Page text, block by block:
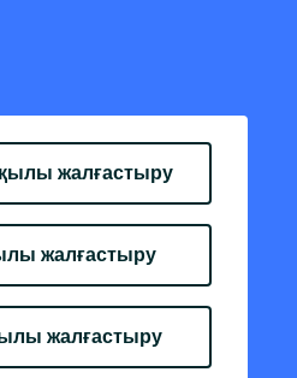
жалғастыру
жалғастыру
жалғастыру